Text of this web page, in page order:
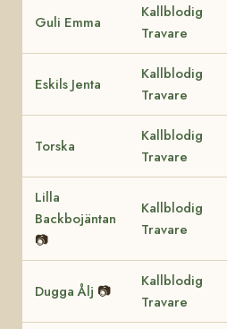
Guli Emma
Kallblodig
Travare
Eskils Jenta
Kallblodig
Travare
Torska
Kallblodig
Travare
Lilla
Backbojäntan
📷
Kallblodig
Travare
Dugga Ålj 📷
Kallblodig
Travare